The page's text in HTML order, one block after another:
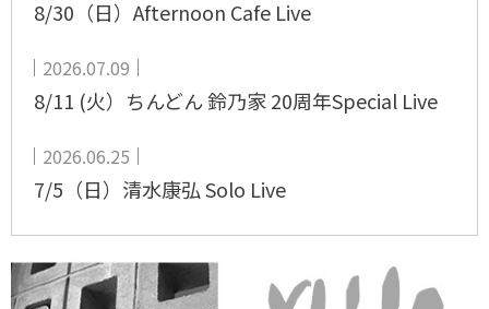
8/30（日）Afternoon Cafe Live
2026.07.09
8/11 (火）ちんどん 鈴乃家 20周年Special Live
2026.06.25
7/5（日）清水康弘 Solo Live